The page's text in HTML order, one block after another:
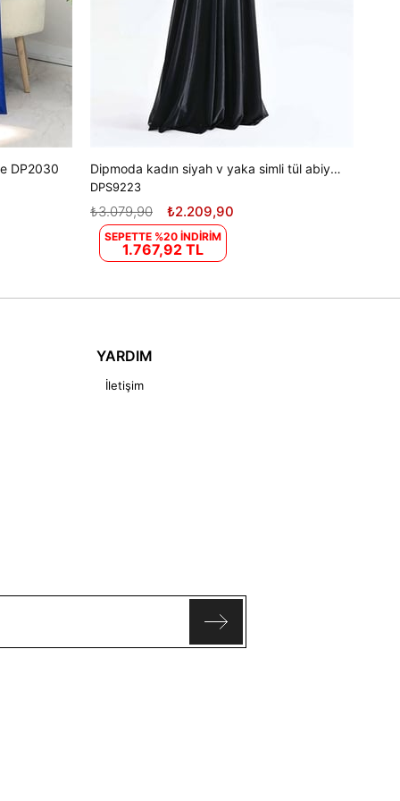
DP2030 Dipmoda kadın siyah v yaka simli tül abiye elbise DPS9223
DPS9223
₺2.209,90
₺3.079,90
SEPETTE %20 İNDİRİM
1.767,92 TL
YARDIM
İletişim